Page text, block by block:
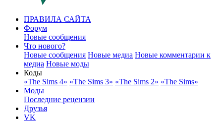
ПРАВИЛА САЙТА
Форум
Новые сообщения
Что нового?
Новые сообщения Новые медиа Новые комментарии к
медиа Новые моды
Коды
«The Sims 4» «The Sims 3» «The Sims 2» «The Sims»
Моды
Последние рецензии
Друзья
VK